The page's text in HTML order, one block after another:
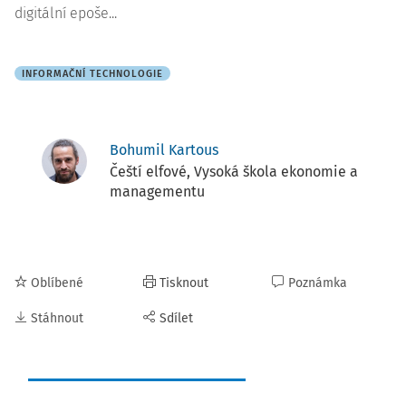
digitální epoše...
INFORMAČNÍ TECHNOLOGIE
Bohumil Kartous
Čeští elfové, Vysoká škola ekonomie a
managementu
Oblíbené
Stáhnout
Tisknout
Sdílet
Poznámka